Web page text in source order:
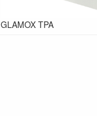
GLAMOX TPA